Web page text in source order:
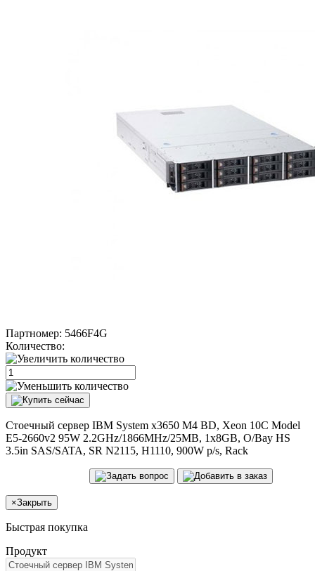
Партномер: 5466F4G
Количество:
Стоечный сервер IBM System x3650 M4 BD, Xeon 10C Model
E5-2660v2 95W 2.2GHz/1866MHz/25MB, 1x8GB, O/Bay HS
3.5in SAS/SATA, SR N2115, H1110, 900W p/s, Rack
×Закрыть
Быстрая покупка
Продукт